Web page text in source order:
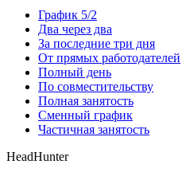
График 5/2
Два через два
За последние три дня
От прямых работодателей
Полный день
По совместительству
Полная занятость
Сменный график
Частичная занятость
HeadHunter